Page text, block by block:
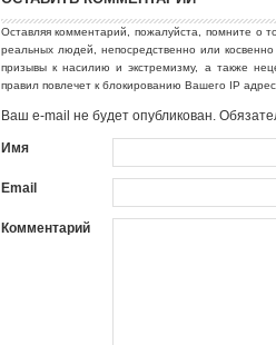
Оставляя комментарий, пожалуйста, помните о
реальных людей, непосредственно или
призывы к насилию и экстремизму, а также
правил повлечет к блокированию Вашего IP
Ваш e-mail не будет опубликован.
Имя
Email
Комментарий